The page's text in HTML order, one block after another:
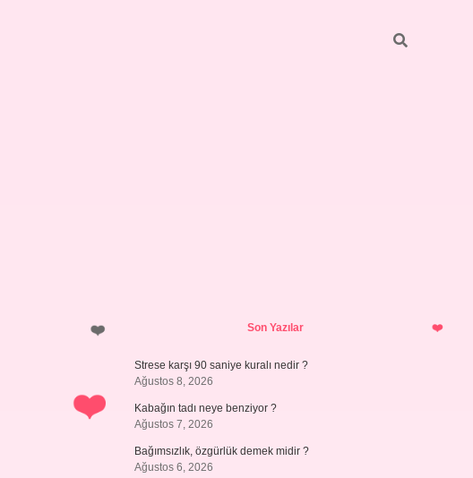
SidebarSon Yazılar
Strese karşı 90 saniye kuralı nedir ?
Ağustos 8, 2026
Kabağın tadı neye benziyor ?
Ağustos 7, 2026
Bağımsızlık, özgürlük demek midir ?
Ağustos 6, 2026